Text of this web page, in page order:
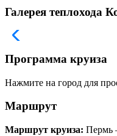
Галерея теплохода
Программа круиза
Нажмите на город для
Маршрут
Маршрут круиза: Пермь